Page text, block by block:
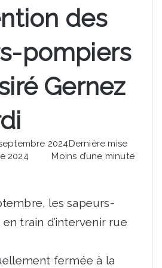
des
pompiers
Gernez
2024Dernière mise
2024
Moins d’une minute
les sapeurs-
train d’intervenir rue
fermée à la